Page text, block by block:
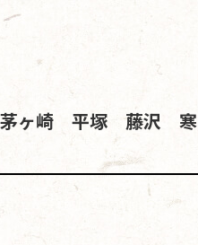
茅ヶ崎 平塚 藤沢 寒